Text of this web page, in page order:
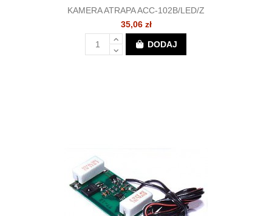
KAMERA ATRAPA ACC-102B/LED/Z
35,06 zł
DODAJ